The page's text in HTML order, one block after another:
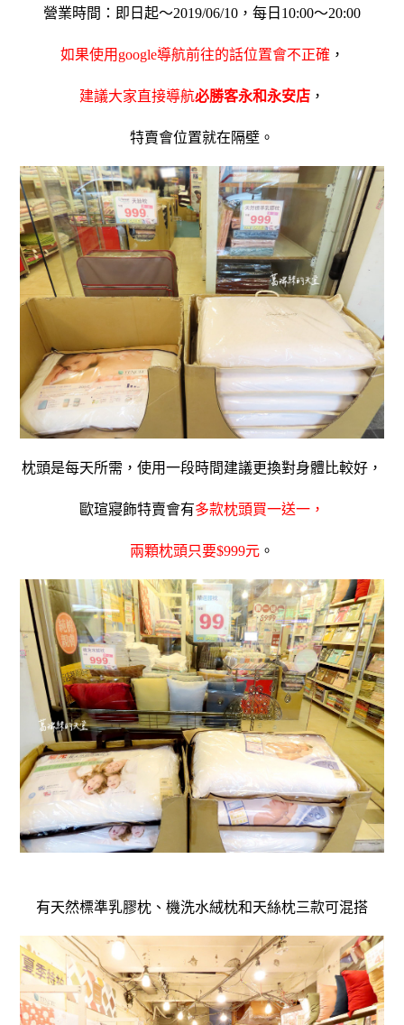
營業時間：即日起～2019/06/10，每日10:00～20:00
如果使用google導航前往的話位置會不正確 ，
建議大家直接導航必勝客永和永安店 ，
特賣會位置就在隔壁。
枕頭是每天所需，使用一段時間建議更換對身體比較好，
歐瑄寢飾特賣會有多款枕頭買一送一，
兩顆枕頭只要$999元 。
有天然標準乳膠枕、機洗水絨枕和天絲枕三款可混搭